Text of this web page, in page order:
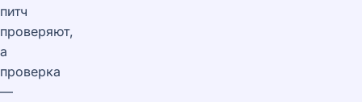
питч
проверяют,
а
проверка
—